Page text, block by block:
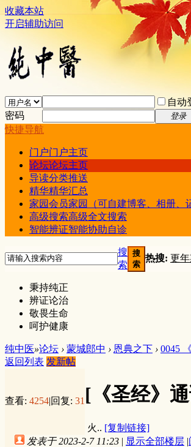
收藏本站
开启辅助访问
自动
密码
登录
快捷导航
门户门户主页
论坛论坛主页
导读分类推送
精华精华汇总
家园会员家园（可自建博客、相册、
高级搜索高级全文搜索
智能辨证智能协助自诊
搜
索
搜
索
热搜: 更年
秉持纯正
辨证论治
敬畏生命
呵护健康
纯中医»论坛 › 蒙城郎中 › 恩典之下 › 0045
返回列表 发新帖
查看: 4254|回复: 31 [《圣经》
火.. [复制链接]
发表于 2023-2-7 11:23 | 显示全部楼层 |